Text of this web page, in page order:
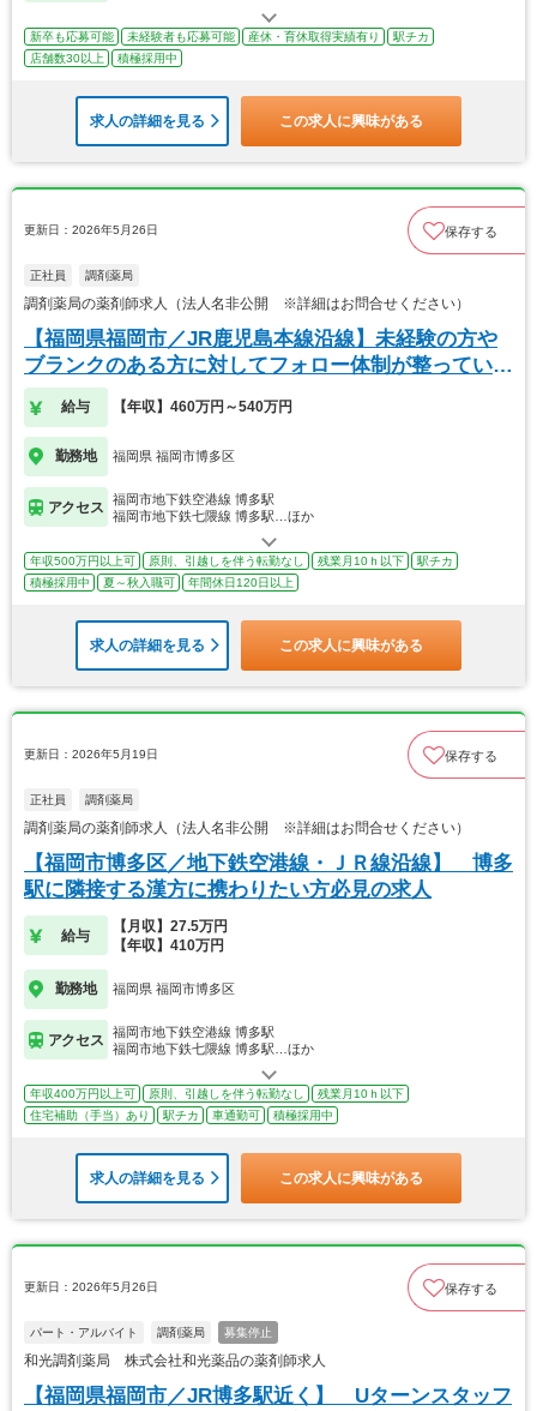
新卒も応募可能 未経験者も応募可能 産休・育休取得実績有り
駅チカ
店舗数30以上
積極採用中
求人の詳細を見る この求人に興味がある
更新日：2026年5月26日 保存する
正社員 調剤薬局
調剤薬局の薬剤師求人（法人名非公開 ※詳細はお問合せください）
【福岡県福岡市／JR鹿児島本線沿線】未経験の方や
ブランクのある方に対してフォロー体制が整っていま
す
給与 【年収】460万円～540万円
勤務地 福岡県 福岡市博多区
アクセス
福岡市地下鉄空港線 博多駅
福岡市地下鉄七隈線 博多駅…ほか
年収500万円以上可 原則、引越しを伴う転勤なし 残業月10ｈ以下
駅チカ
積極採用中
夏～秋入職可 年間休日120日以上
求人の詳細を見る この求人に興味がある
更新日：2026年5月19日 保存する
正社員 調剤薬局
調剤薬局の薬剤師求人（法人名非公開 ※詳細はお問合せください）
【福岡市博多区／地下鉄空港線・ＪＲ線沿線】 博多
駅に隣接する漢方に携わりたい方必見の求人
給与
【月収】27.5万円
【年収】410万円
勤務地 福岡県 福岡市博多区
アクセス
福岡市地下鉄空港線 博多駅
福岡市地下鉄七隈線 博多駅…ほか
年収400万円以上可 原則、引越しを伴う転勤なし
残業月10ｈ以下
住宅補助（手当）あり
駅チカ 車通勤可 積極採用中
求人の詳細を見る この求人に興味がある
更新日：2026年5月26日 保存する
パート・アルバイト 調剤薬局 募集停止
和光調剤薬局 株式会社和光薬品の薬剤師求人
【福岡県福岡市／JR博多駅近く】 Uターンスタッフ